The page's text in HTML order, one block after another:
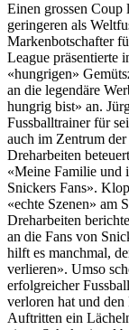
Einen grossen Coup
geringeren als
Markenbotschafter
League präsentierte
«hungrigen»
an die legendäre
hungrig bist» an.
Fussballtrainer für
auch im Zentrum
Dreharbeiten
«Meine Familie und
Snickers Fans».
«echte Szenen» am
Dreharbeiten
an die Fans von
hilft es manchmal,
verlieren». Umso
erfolgreicher
verloren hat und
Auftritten ein